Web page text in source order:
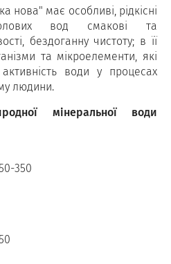
нова" має особливі, рідкісні
вод смакові та
бездоганну чистоту; в її
та мікроелементи, які
води у процесах
людини.
мінеральної води
350